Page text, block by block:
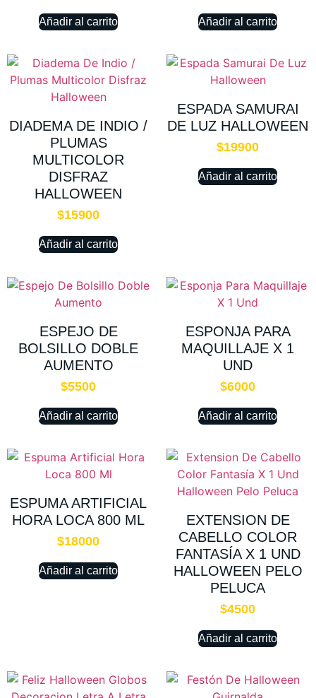
Añadir al carrito Añadir al carrito
DIADEMA DE INDIO /
PLUMAS
MULTICOLOR
DISFRAZ
HALLOWEEN
$15900
Añadir al carrito
ESPADA SAMURAI
DE LUZ HALLOWEEN
$19900
Añadir al carrito
ESPEJO DE
BOLSILLO DOBLE
AUMENTO
$5500
Añadir al carrito
ESPONJA PARA
MAQUILLAJE X 1
UND
$6000
Añadir al carrito
ESPUMA ARTIFICIAL
HORA LOCA 800 ML
$18000
Añadir al carrito
EXTENSION DE
CABELLO COLOR
FANTASÍA X 1 UND
HALLOWEEN PELO
PELUCA
$4500
Añadir al carrito